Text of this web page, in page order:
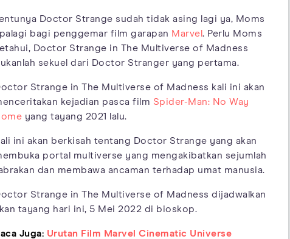
Doctor Strange sudah tidak asing lagi ya, Moms
bagi penggemar film garapan Marvel . Perlu Moms
Doctor Strange in The Multiverse of Madness
sekuel dari Doctor Stranger yang pertama.
Strange in The Multiverse of Madness kali ini akan
kejadian pasca film Spider-Man: No Way
yang tayang 2021 lalu.
ini akan berkisah tentang Doctor Strange yang akan
portal multiverse yang mengakibatkan sejumlah
dan membawa ancaman terhadap umat manusia.
Strange in The Multiverse of Madness dijadwalkan
tayang hari ini, 5 Mei 2022 di bioskop.
Juga: Urutan Film Marvel Cinematic Universe